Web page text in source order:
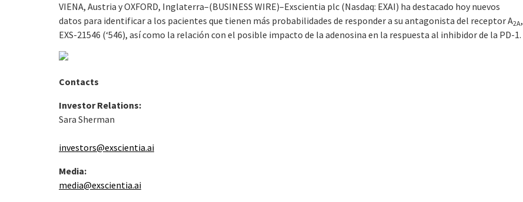
VIENA, Austria y OXFORD, Inglaterra–(BUSINESS WIRE)–Exscientia plc (Nasdaq: EXAI) ha destacado hoy nuevos
datos para identificar a los pacientes que tienen más probabilidades de responder a su antagonista del receptor A2A,
EXS-21546 (‘546), así como la relación con el posible impacto de la adenosina en la respuesta al inhibidor de la PD-1.
Contacts
Investor Relations:
Sara Sherman
investors@exscientia.ai
Media:
media@exscientia.ai